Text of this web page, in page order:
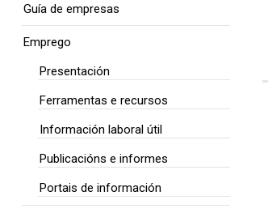
Guía de empresas
Emprego
Presentación
Ferramentas e recursos
Información laboral útil
Publicacións e informes
Portais de información